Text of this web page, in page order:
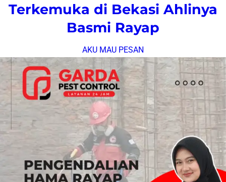
Terkemuka di Bekasi Ahlinya
Basmi Rayap
AKU MAU PESAN